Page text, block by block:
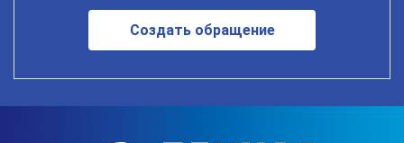
Создать обращение